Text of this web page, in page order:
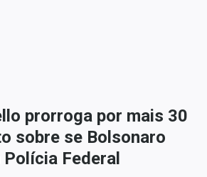
prorroga por mais 30
sobre se Bolsonaro
Federal